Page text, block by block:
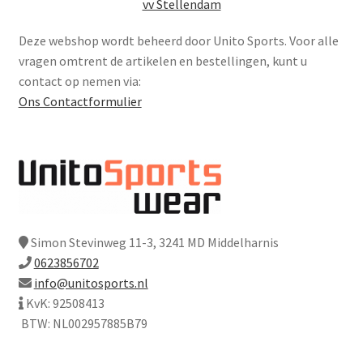
vv Stellendam
Deze webshop wordt beheerd door Unito Sports. Voor alle
vragen omtrent de artikelen en bestellingen, kunt u
contact op nemen via:
Ons Contactformulier
Simon Stevinweg 11-3, 3241 MD Middelharnis
0623856702
info@unitosports.nl
KvK: 92508413
BTW: NL002957885B79